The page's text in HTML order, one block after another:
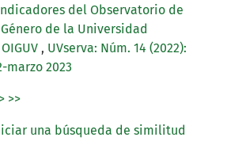
del Observatorio de
de la Universidad
, UVserva: Núm. 14 (2022):
marzo 2023
> >>
una búsqueda de similitud